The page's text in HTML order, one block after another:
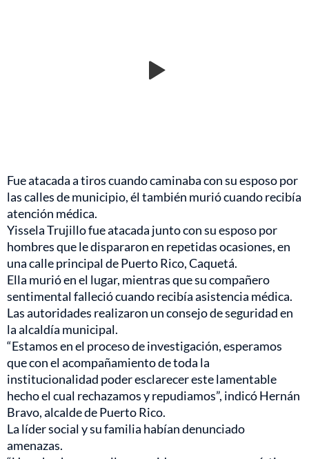
Fue atacada a tiros cuando caminaba con su esposo por
las calles de municipio, él también murió cuando recibía
atención médica.
Yissela Trujillo fue atacada junto con su esposo por
hombres que le dispararon en repetidas ocasiones, en
una calle principal de Puerto Rico, Caquetá.
Ella murió en el lugar, mientras que su compañero
sentimental falleció cuando recibía asistencia médica.
Las autoridades realizaron un consejo de seguridad en
la alcaldía municipal.
“Estamos en el proceso de investigación, esperamos
que con el acompañamiento de toda la
institucionalidad poder esclarecer este lamentable
hecho el cual rechazamos y repudiamos”, indicó Hernán
Bravo, alcalde de Puerto Rico.
La líder social y su familia habían denunciado
amenazas.